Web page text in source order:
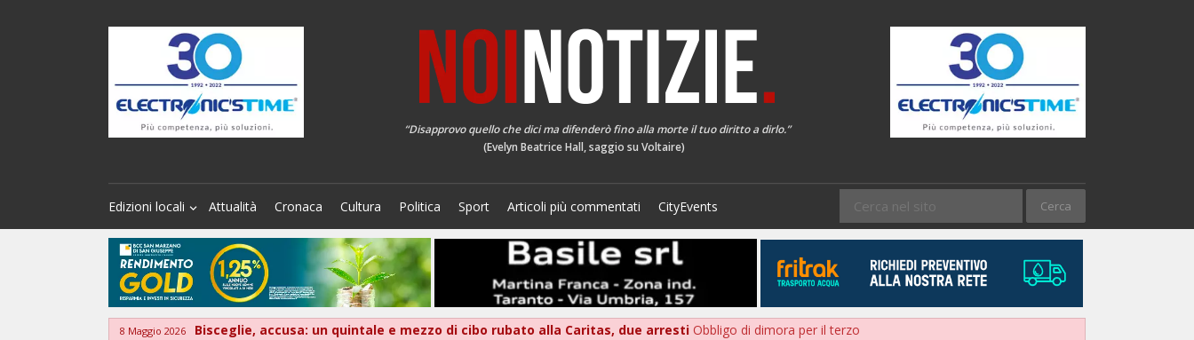
“Disapprovo quello che dici ma difenderò fino alla morte il tuo diritto a dirlo.”
(Evelyn Beatrice Hall, saggio su Voltaire)
Edizioni locali Attualità Cronaca Cultura Politica Sport Articoli più commentati CityEvents
8 Maggio 2026 Bisceglie, accusa: un quintale e mezzo di cibo rubato alla Caritas, due arresti Obbligo di dimora per il terzo